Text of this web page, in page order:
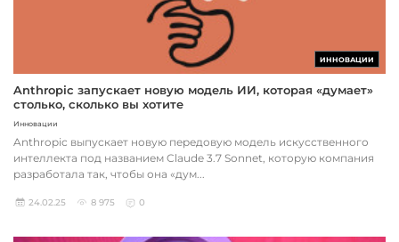
ИННОВАЦИИ
Anthropic запускает новую модель ИИ, которая «думает»
столько, сколько вы хотите
Инновации
Anthropic выпускает новую передовую модель искусственного
интеллекта под названием Claude 3.7 Sonnet, которую компания
разработала так, чтобы она «дум...
24.02.25 8 975 0